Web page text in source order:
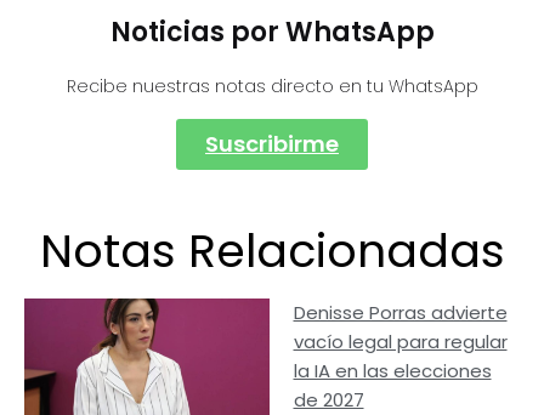
Noticias por WhatsApp
Recibe nuestras notas directo en tu WhatsApp
Suscribirme
Notas Relacionadas
Denisse Porras advierte
vacío legal para regular
la IA en las elecciones
de 2027